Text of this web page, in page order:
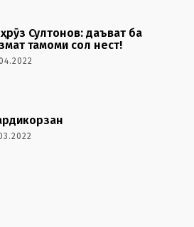
Султонов: даъват ба
тамоми сол нест!